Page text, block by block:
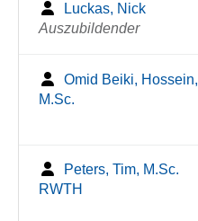
Luckas, Nick
Auszubildender
Omid Beiki, Hossein,
M.Sc.
Peters, Tim, M.Sc.
RWTH